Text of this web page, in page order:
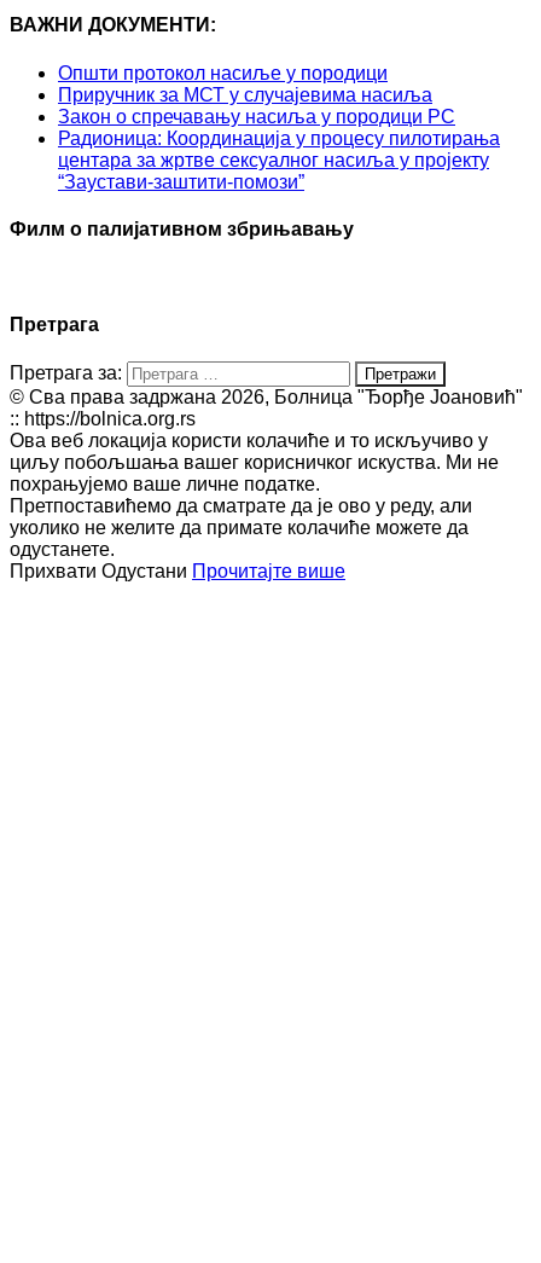
ВАЖНИ ДОКУМЕНТИ:
Општи протокол насиље у породици
Приручник за МСТ у случајевима насиља
Закон о спречавању насиља у породици РС
Радионица: Координација у процесу пилотирања
центара за жртве сексуалног насиља у пројекту
“Заустави-заштити-помози”
Филм о палијативном збрињавању
Претрага
Претрага за:
© Сва права задржана 2026, Болница "Ђорђе Јоановић"
:: https://bolnica.org.rs
Ова веб локација користи колачиће и то искључиво у
циљу побољшања вашег корисничког искуства. Ми не
похрањујемо ваше личне податке.
Претпоставићемо да сматрате да је ово у реду, али
уколико не желите да примате колачиће можете да
одустанете.
Прихвати Одустани Прочитајте више